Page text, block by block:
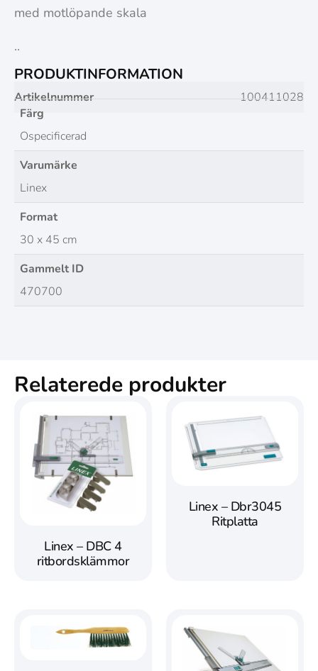
med motlöpande skala
..
PRODUKTINFORMATION
Artikelnummer
100411028
Färg
Ospecificerad
Varumärke
Linex
Format
30 x 45 cm
Gammelt ID
470700
Relaterede produkter
Linex – DBC 4
ritbordsklämmor
Linex – Dbr3045
Ritplatta